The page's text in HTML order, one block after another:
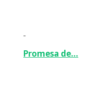
-
Promesa de…